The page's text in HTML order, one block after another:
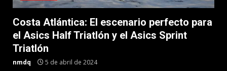
Costa Atlántica: El escenario perfecto para
el Asics Half Triatlón y el Asics Sprint
Triatlón
nmdq 5 de abril de 2024